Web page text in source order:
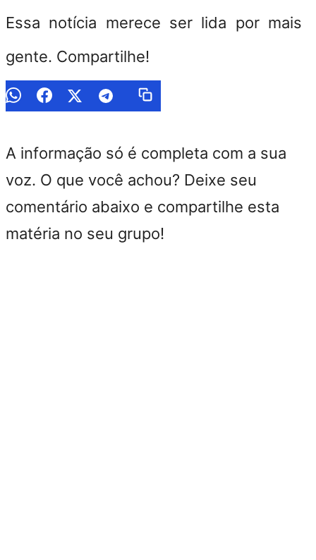
Essa notícia merece ser lida por mais
gente. Compartilhe!
A informação só é completa com a sua
voz. O que você achou? Deixe seu
comentário abaixo e compartilhe esta
matéria no seu grupo!